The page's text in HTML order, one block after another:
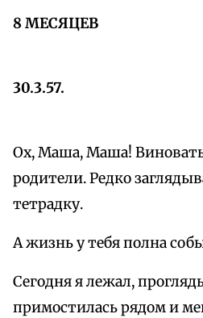
8 МЕСЯЦЕВ
30.3.57.
Ох, Маша, Маша!
родители. Редко
тетрадку.
А жизнь у тебя полна
Сегодня я лежал,
примостилась рядом и